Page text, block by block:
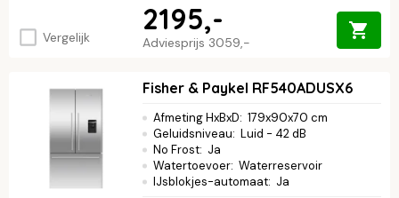
Vergelijk Adviesprijs 3059,-
2195,-
Fisher & Paykel RF540ADUSX6
Afmeting HxBxD: 179x90x70 cm
Geluidsniveau: Luid - 42 dB
No Frost: Ja
Watertoevoer: Waterreservoir
IJsblokjes-automaat: Ja